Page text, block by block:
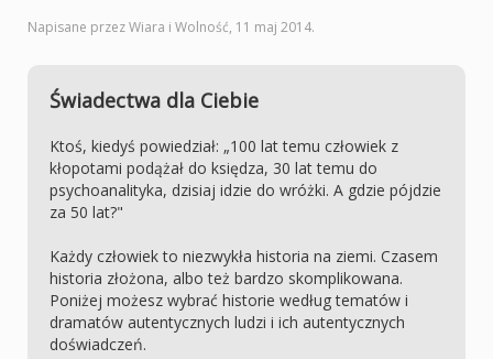
Napisane przez Wiara i Wolność, 11 maj 2014.
Świadectwa dla Ciebie
Ktoś, kiedyś powiedział: „100 lat temu człowiek z
kłopotami podążał do księdza, 30 lat temu do
psychoanalityka, dzisiaj idzie do wróżki. A gdzie pójdzie
za 50 lat?"
Każdy człowiek to niezwykła historia na ziemi. Czasem
historia złożona, albo też bardzo skomplikowana.
Poniżej możesz wybrać historie według tematów i
dramatów autentycznych ludzi i ich autentycznych
doświadczeń.